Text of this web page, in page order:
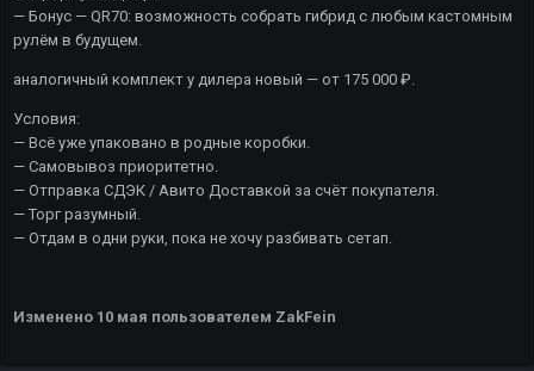
— Бонус — QR70: возможность собрать гибрид с любым кастомным
рулём в будущем.
аналогичный комплект у дилера новый — от 175 000 ₽.
Условия:
— Всё уже упаковано в родные коробки.
— Самовывоз приоритетно.
— Отправка СДЭК / Авито Доставкой за счёт покупателя.
— Торг разумный.
— Отдам в одни руки, пока не хочу разбивать сетап.
Изменено 10 мая пользователем ZakFein